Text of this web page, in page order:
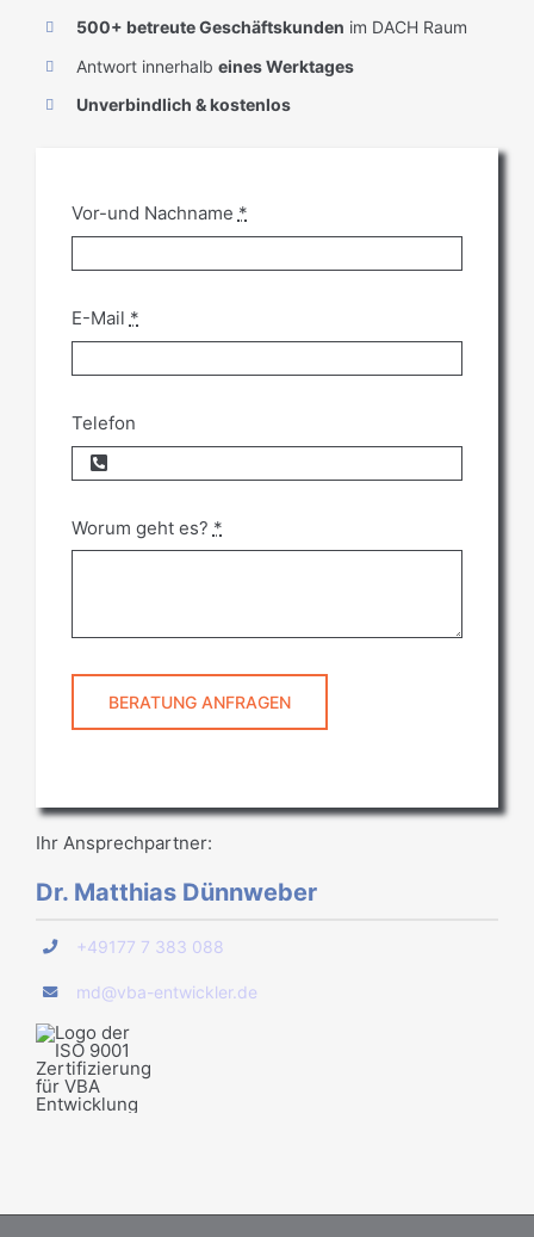
500+ betreute Geschäftskunden im DACH Raum
Antwort innerhalb eines Werktages
Unverbindlich & kostenlos
Ihr Ansprechpartner:
Dr. Matthias Dünnweber
+49177 7 383 088
md@vba-entwickler.de
Vor-und Nachname *
E-Mail *
Telefon
Worum geht es? *
BERATUNG ANFRAGEN